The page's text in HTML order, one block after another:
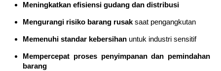
Meningkatkan efisiensi gudang dan distribusi
Mengurangi risiko barang rusaksaat pengangkutan
Memenuhi standar kebersihan untuk industri sensitif
Mempercepat proses penyimpanan dan pemindahan
barang